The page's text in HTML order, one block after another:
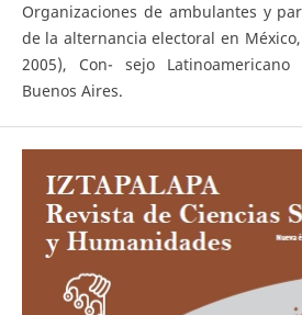
Organizaciones de ambulantes y
de la alternancia electoral en
2005), Con- sejo Latinoamericano
Buenos Aires.